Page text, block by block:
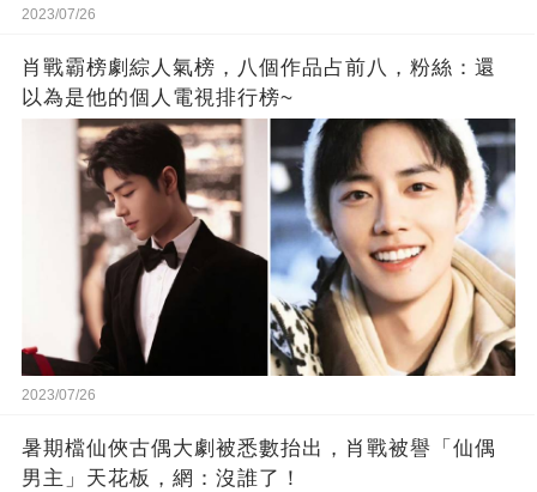
2023/07/26
肖戰霸榜劇綜人氣榜，八個作品占前八，粉絲：還
以為是他的個人電視排行榜~
2023/07/26
暑期檔仙俠古偶大劇被悉數抬出，肖戰被譽「仙偶
男主」天花板，網：沒誰了！